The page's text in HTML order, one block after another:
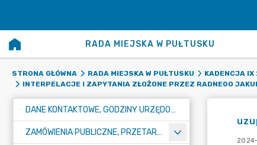
RADA MIEJSKA W PUŁTUSKU
STRONA GŁÓWNA RADA MIEJSKA W PUŁTUSKU KADENCJA
INTERPELACJE I ZAPYTANIA ZŁOŻONE PRZEZ RADNEGO
DANE KONTAKTOWE, GODZINY URZĘDOWANIA I NUMER KONTA BANKOWEGO
ZAMÓWIENIA PUBLICZNE, PRZETARGI, KONKURSY